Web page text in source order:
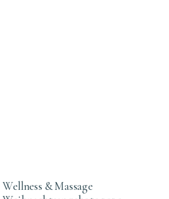
Wellness & Massage